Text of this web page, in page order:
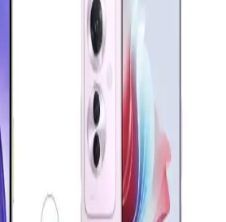
13 modellerinin tasarım,
özelliklerini detaylı karşılaştırıyoruz.
uygun?
ve Gelecekteki Teknolojik
gelişmiş kameralar, hızlı işlemciler ve
dönüştürüyor. Yapay zeka ve
kullanıcı deneyimini
Uygun Fiyatlı Giriş Seviyesi
ve Performansı